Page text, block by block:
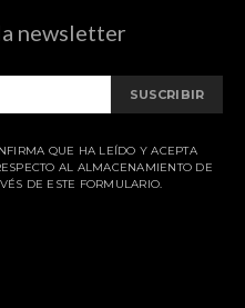
newsletter
SUSCRIBIR
QUE HA LEÍDO Y ACEPTA
AL ALMACENAMIENTO DE
DE ESTE FORMULARIO.